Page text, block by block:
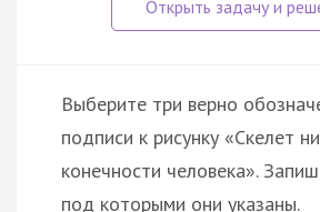
Выберите три верно
подписи к рисунку «Скелет
конечности человека».
под которыми они указаны.